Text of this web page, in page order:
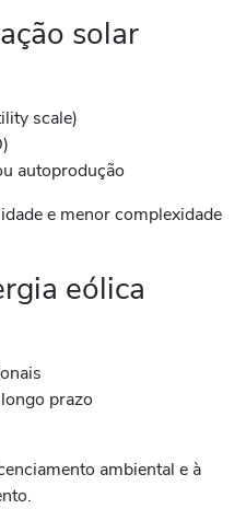
solar
scale)
autoprodução
e menor complexidade
eólica
prazo
ambiental e à